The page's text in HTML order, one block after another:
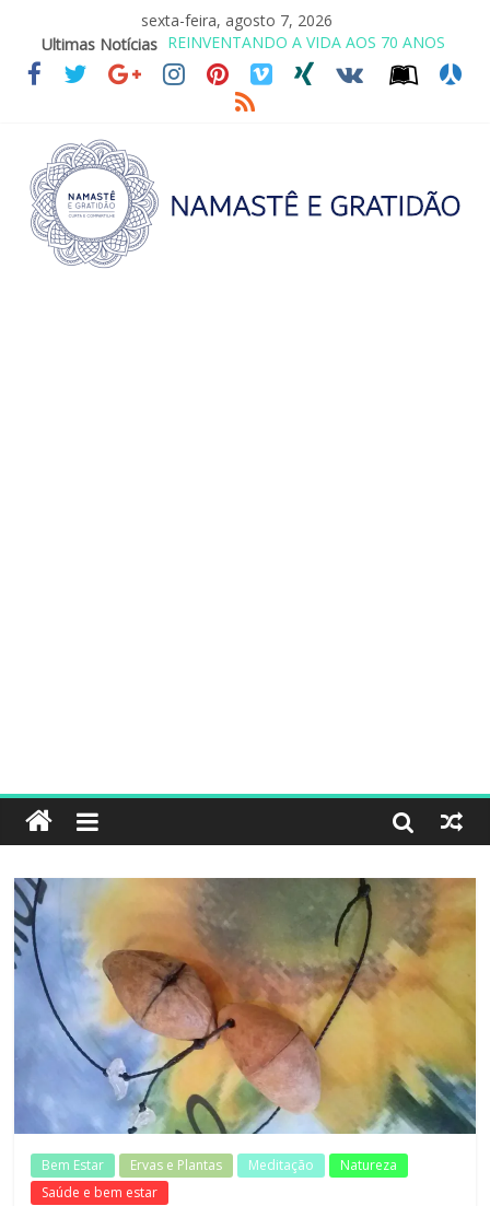
sexta-feira, agosto 7, 2026
Ultimas Notícias LEI DO RETORNO
O ATO DE ABRAÇAR
SAGRADA FAMÍLIA – MAIA SOMEL
VALE A PENA CULTIVAR A GENTILEZA?
Bem Estar Ervas e Plantas Meditação
Natureza
Saúde e bem estar